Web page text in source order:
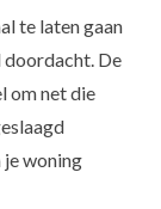
te laten gaan
doordacht. De
om net die
woning